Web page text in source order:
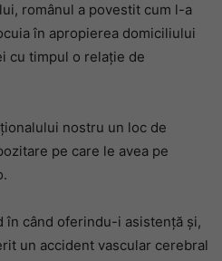
românul a povestit cum l-a
în apropierea domiciliului
cu timpul o relație de
nostru un loc de
pe care le avea pe
în când oferindu-i asistență și,
un accident vascular cerebral